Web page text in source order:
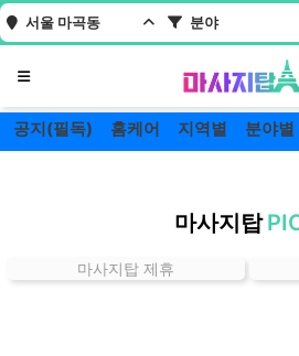
서울 마곡동 분야
메뉴
공지(필독) 홈케어 지역별 분야별
동
마사지탑
마사지탑 제휴